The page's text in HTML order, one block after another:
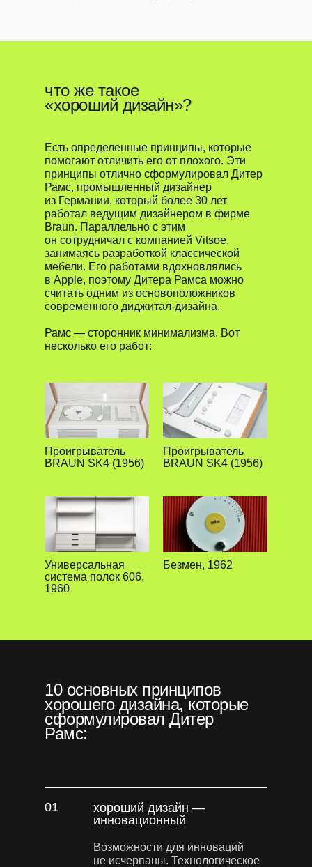
что же такое
«хороший дизайн»?
Есть определенные принципы, которые
помогают отличить его от плохого. Эти
принципы отлично сформулировал Дитер
Рамс, промышленный дизайнер
из Германии, который более 30 лет
работал ведущим дизайнером в фирме
Braun. Параллельно с этим
он сотрудничал с компанией Vitsoe,
занимаясь разработкой классической
мебели. Его работами вдохновлялись
в Apple, поэтому Дитера Рамса можно
считать одним из основоположников
современного диджитал-дизайна.
Рамс — сторонник минимализма. Вот
несколько его работ:
Проигрыватель
BRAUN SK4 (1956)
Проигрыватель
BRAUN SK4 (1956)
Универсальная
система полок 606,
1960
Безмен, 1962
10 основных принципов
хорошего дизайна, которые
сформулировал Дитер
Рамс:
01
хороший дизайн —
инновационный
Возможности для инноваций
не исчерпаны. Технологическое